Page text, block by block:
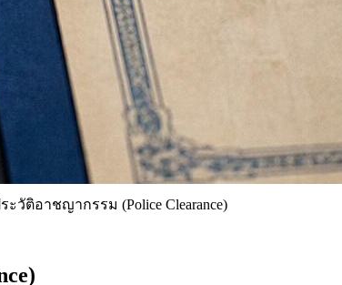
วัติอาชญากรรม (Police Clearance)